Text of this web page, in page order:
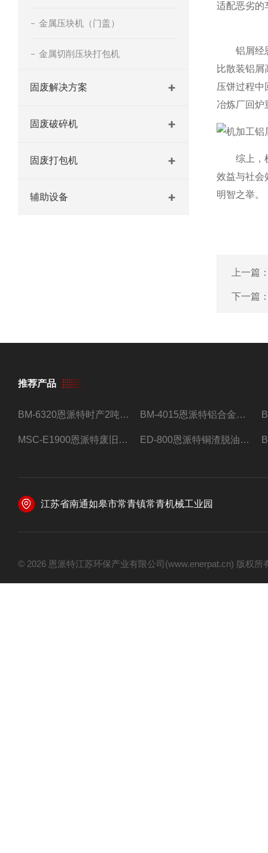
金属压块机（门盖）
金属切削压块打包机
固废解决方案
固废破碎机
固废打包机
辅助设备
适配恶劣的
铝屑经恩
比散装铝
压饼过程中
冶炼厂回炉
综上，机
效益与社会
明智之举。
上一篇
下一篇
推荐产品
BM-6320恩派特时产2吨合金钢屑压饼机 BM-4015恩派特铝合金屑压饼机 脱油效果好
MSC-E1900恩派特废旧锂电池极片破碎处理设备 ED-800恩派特铜渣脱油机废铜屑铝屑甩油机
江苏省南通如皋市常青镇常青机械工业园
© 2026 恩派特江苏环保产业有限公司(www.enerpat.cn) 版权